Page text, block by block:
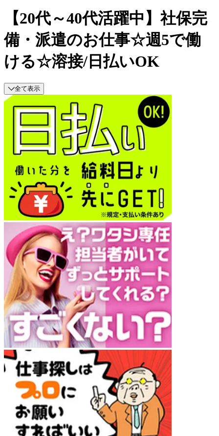
【20代～40代活躍中】社保完
備・派遣のお仕事☆週5で働
ける☆溶接/日払いOK
全て表示